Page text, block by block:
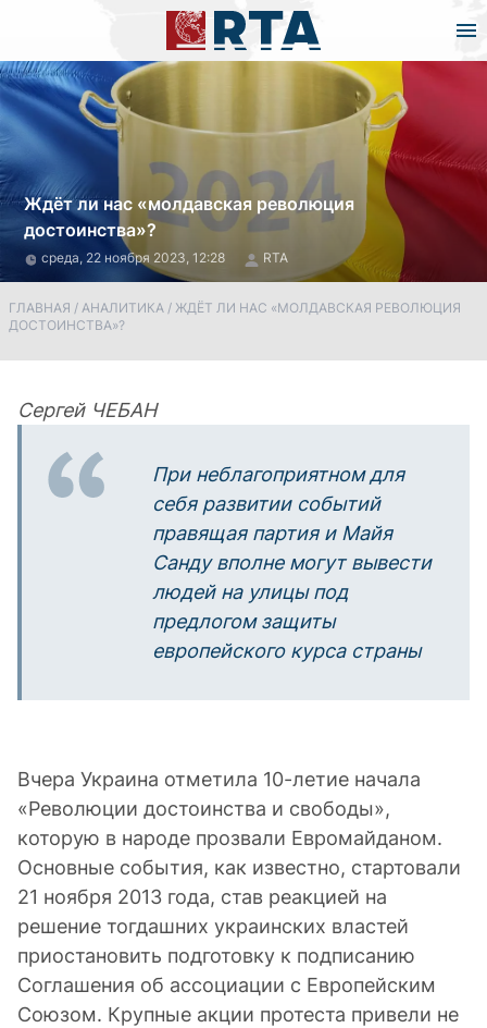
Ждёт ли нас «молдавская революция
достоинства»?
среда, 22 ноября 2023, 12:28 RTA
ГЛАВНАЯ / АНАЛИТИКА / ЖДЁТ ЛИ НАС «МОЛДАВСКАЯ РЕВОЛЮЦИЯ
ДОСТОИНСТВА»?
Сергей ЧЕБАН
При неблагоприятном для
себя развитии событий
правящая партия и Майя
Санду вполне могут вывести
людей на улицы под
предлогом защиты
европейского курса страны
Вчера Украина отметила 10-летие начала
«Революции достоинства и свободы»,
которую в народе прозвали Евромайданом.
Основные события, как известно, стартовали
21 ноября 2013 года, став реакцией на
решение тогдашних украинских властей
приостановить подготовку к подписанию
Соглашения об ассоциации с Европейским
Союзом. Крупные акции протеста привели не